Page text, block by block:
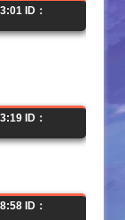
ID：
ID：
ID：